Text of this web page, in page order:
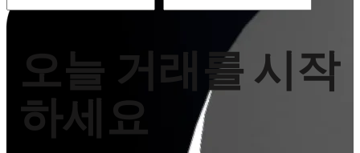
오늘 거래를 시작
하세요